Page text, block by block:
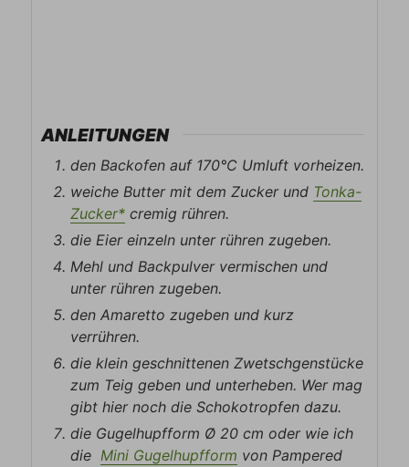
ANLEITUNGEN
den Backofen auf 170°C Umluft vorheizen.
weiche Butter mit dem Zucker und Tonka-
Zucker* cremig rühren.
die Eier einzeln unter rühren zugeben.
Mehl und Backpulver vermischen und
unter rühren zugeben.
den Amaretto zugeben und kurz
verrühren.
die klein geschnittenen Zwetschgenstücke
zum Teig geben und unterheben. Wer mag
gibt hier noch die Schokotropfen dazu.
die Gugelhupfform Ø 20 cm oder wie ich
dieMini Gugelhupfform von Pampered